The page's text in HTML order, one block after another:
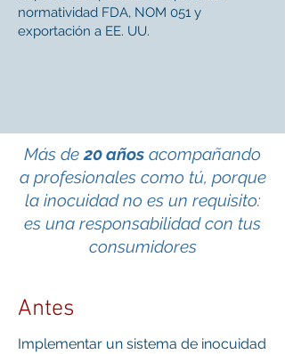
normatividad FDA, NOM 051 y
exportación a EE. UU.
Más de 20 años acompañando
a profesionales como tú, porque
la inocuidad no es un requisito:
es una responsabilidad con tus
consumidores
Antes
Implementar un sistema de inocuidad